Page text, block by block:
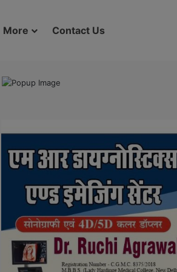
More Contact Us